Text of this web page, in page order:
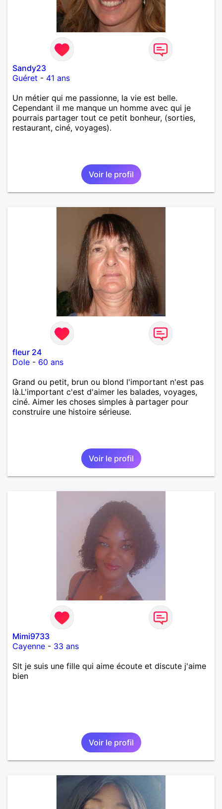
Sandy23
Guéret - 41 ans
Un métier qui me passionne, la vie est belle.
Cependant il me manque un homme avec qui je
pourrais partager tout ce petit bonheur, (sorties,
restaurant, ciné, voyages).
Voir le profil
fleur 24
Dole - 60 ans
Grand ou petit, brun ou blond l'important n'est pas
là.L'important c'est d'aimer les balades, voyages,
ciné. Aimer les choses simples à partager pour
construire une histoire sérieuse.
Voir le profil
Mimi9733
Cayenne - 33 ans
Slt je suis une fille qui aime écoute et discute j'aime
bien
Voir le profil